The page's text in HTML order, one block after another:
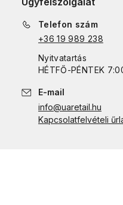
Telefon szám
+36 19 989 238
Nyitvatartás
HÉTFŐ-PÉNTEK
E-mail
info@uaretail.hu
Kapcsolatfelvételi